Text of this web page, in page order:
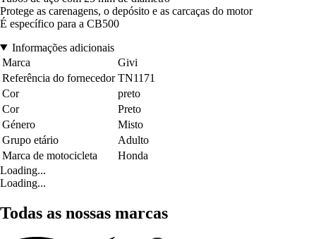
Protege as carenagens, o depósito e as carcaças do motor
É específico para a CB500
Informações adicionais
Marca
Givi
Referência do fornecedor TN1171
Cor
preto
Cor
Preto
Género
Misto
Grupo etário
Adulto
Marca de motocicleta
Honda
Loading...
Loading...
Todas as nossas marcas